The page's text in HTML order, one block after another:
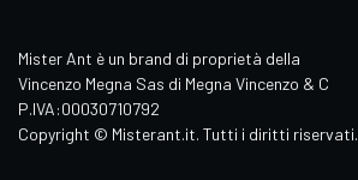
Mister Ant è un brand di proprietà della
Vincenzo Megna Sas di Megna Vincenzo & C
P.IVA:00030710792
Copyright © Misterant.it. Tutti i diritti riservati.